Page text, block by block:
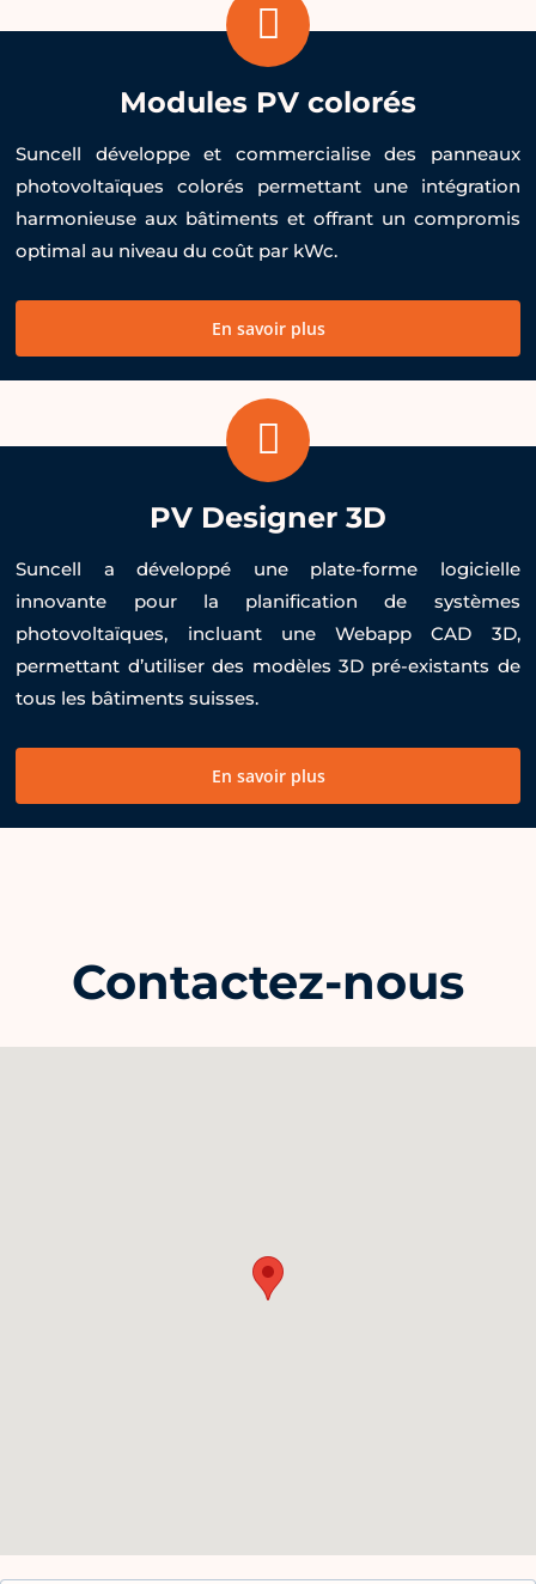
Modules PV colorés
Suncell développe et commercialise des panneaux
photovoltaïques colorés permettant une intégration
harmonieuse aux bâtiments et offrant un compromis
optimal au niveau du coût par kWc.
En savoir plus
PV Designer 3D
Suncell a développé une plate-forme logicielle
innovante pour la planification de systèmes
photovoltaïques, incluant une Webapp CAD 3D,
permettant d’utiliser des modèles 3D pré-existants de
tous les bâtiments suisses.
En savoir plus
Contactez-nous